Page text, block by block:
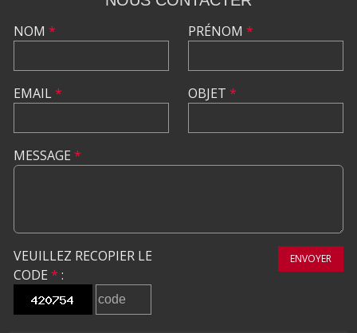
NOM *
EMAIL*
PRÉNOM *
OBJET *
MESSAGE *
VEUILLEZ RECOPIER LE
CODE * :
ENVOYER